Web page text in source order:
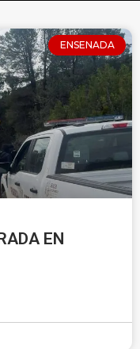
ENSENADA
EN